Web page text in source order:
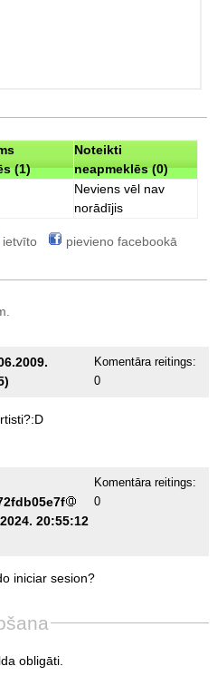
(1)
Noteikti
neapmeklēs (0)
Neviens vēl nav
norādījis
pievieno facebookā
Komentāra reitings:
0
20:55:12
Komentāra reitings:
0
iniciar sesion?
obligāti.